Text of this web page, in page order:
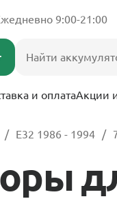
9:00-21:00
и оплатаАкции
E32 1986 - 1994